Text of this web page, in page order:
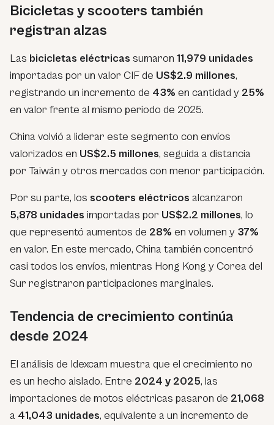
Bicicletas y scooters también
registran alzas
Las bicicletas eléctricas sumaron 11,979 unidades
importadas por un valor CIF de US$2.9 millones,
registrando un incremento de 43% en cantidad y 25%
en valor frente al mismo periodo de 2025.
China volvió a liderar este segmento con envíos
valorizados en US$2.5 millones, seguida a distancia
por Taiwán y otros mercados con menor participación.
Por su parte, los scooters eléctricos alcanzaron
5,878 unidades importadas por US$2.2 millones, lo
que representó aumentos de 28% en volumen y 37%
en valor. En este mercado, China también concentró
casi todos los envíos, mientras Hong Kong y Corea del
Sur registraron participaciones marginales.
Tendencia de crecimiento continúa
desde 2024
El análisis de Idexcam muestra que el crecimiento no
es un hecho aislado. Entre 2024 y 2025, las
importaciones de motos eléctricas pasaron de 21,068
a 41,043 unidades, equivalente a un incremento de